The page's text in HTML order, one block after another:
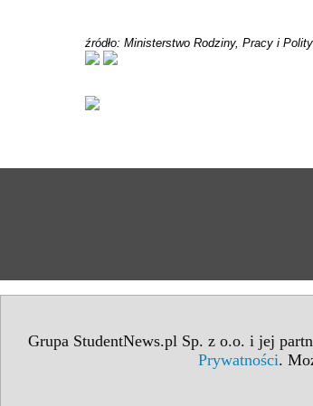
Grupa StudentNews.pl Sp. z o.o. i jej
Prywatności.
źródło: Ministerstwo Rodziny, Pracy i